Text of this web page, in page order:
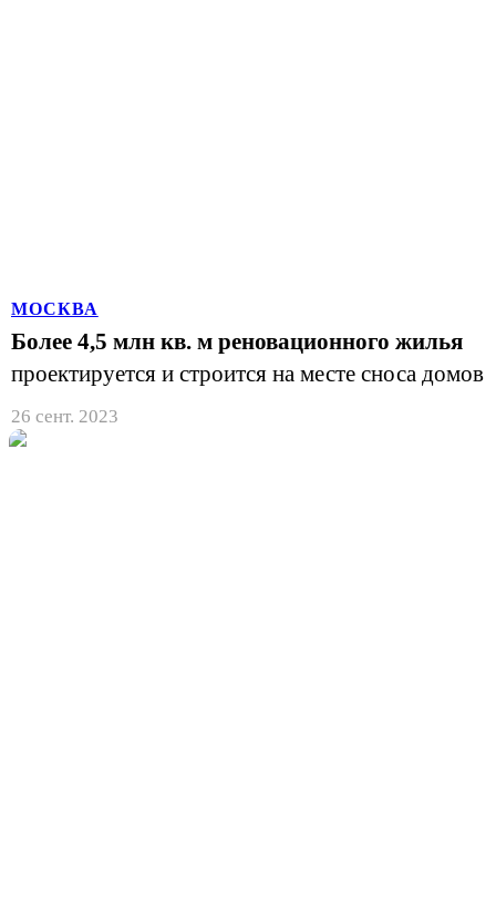
МОСКВА
Более 4,5 млн кв. м реновационного жилья
проектируется и строится на месте сноса домов
26 сент. 2023